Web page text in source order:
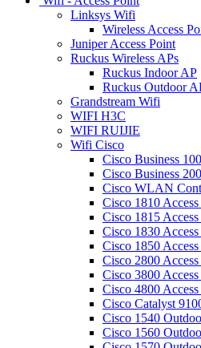
Linksys Wifi
Wireless Access
Juniper Access Point
Ruckus Wireless APs
Ruckus Indoor AP
Ruckus Outdoor
Grandstream Wifi
WIFI H3C
WIFI RUIJIE
Wifi Cisco
Cisco Business
Cisco Business
Cisco WLAN
Cisco 1810
Cisco 1815
Cisco 1830
Cisco 1850
Cisco 2800
Cisco 3800
Cisco 4800
Cisco Catalyst
Cisco 1540
Cisco 1560